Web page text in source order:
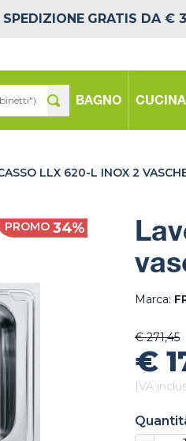
SPEDIZIONE GRATIS DA €
BAGNO CUCINA
LLX 620-L INOX 2
PROMO 34%
Marca:
€ 271,45
€
IVA